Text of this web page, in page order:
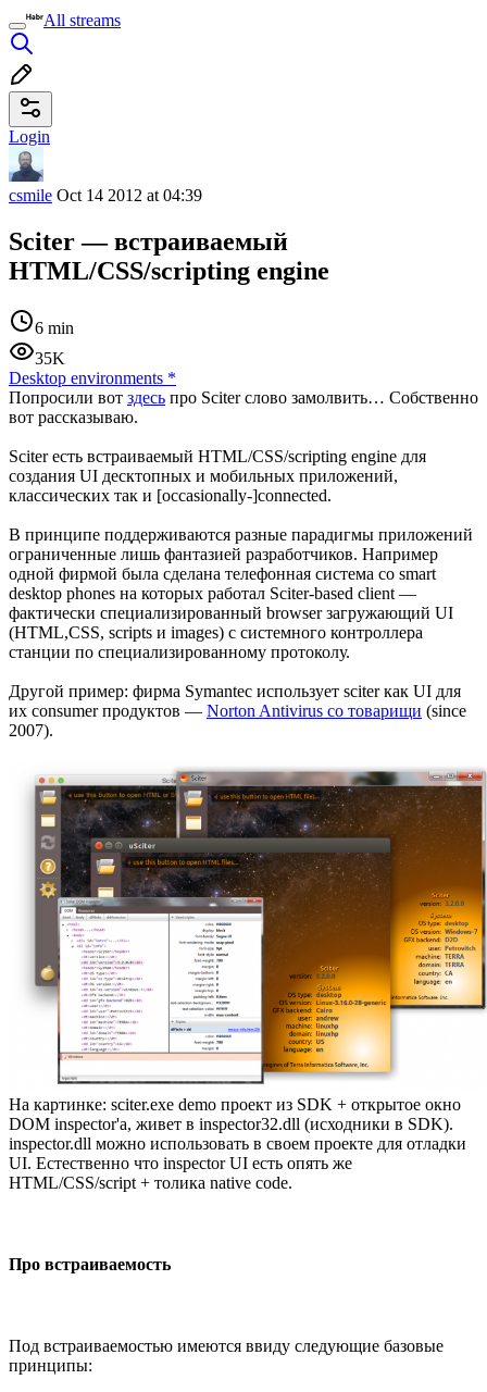
All streams
Login
csmile Oct 14 2012 at 04:39
Sciter — встраиваемый
HTML/CSS/scripting engine
6 min
35K
Desktop environments *
Попросили вот здесь про Sciter слово замолвить… Собственно
вот рассказываю.
Sciter есть встраиваемый HTML/CSS/scripting engine для
создания UI десктопных и мобильных приложений,
классических так и [occasionally-]connected.
В принципе поддерживаются разные парадигмы приложений
ограниченные лишь фантазией разработчиков. Например
одной фирмой была сделана телефонная система со smart
desktop phones на которых работал Sciter-based client —
фактически специализированный browser загружающий UI
(HTML,CSS, scripts и images) с системного контроллера
станции по специализированному протоколу.
Другой пример: фирма Symantec использует sciter как UI для
их consumer продуктов — Norton Antivirus со товарищи (since
2007).
На картинке: sciter.exe demo проект из SDK + открытое окно
DOM inspector'а, живет в inspector32.dll (исходники в SDK).
inspector.dll можно использовать в своем проекте для отладки
UI. Естественно что inspector UI есть опять же
HTML/CSS/script + толика native code.
Про встраиваемость
Под встраиваемостью имеются ввиду следующие базовые
принципы: